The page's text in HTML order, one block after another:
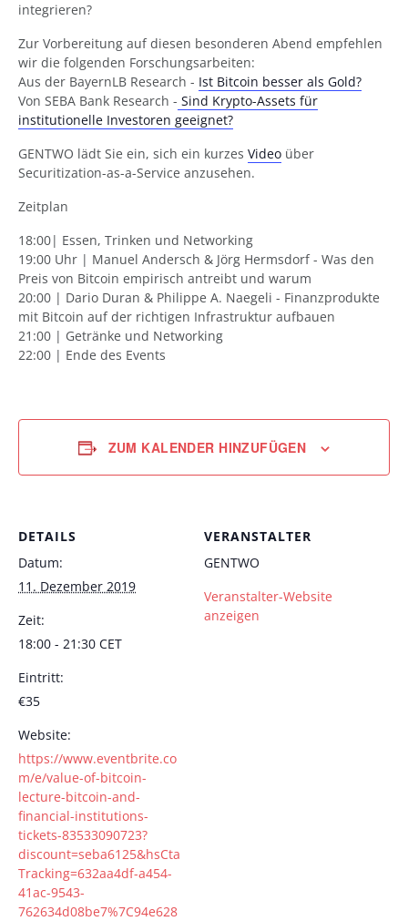
integrieren?
Zur Vorbereitung auf diesen besonderen Abend empfehlen
wir die folgenden Forschungsarbeiten:
Aus der BayernLB Research - Ist Bitcoin besser als Gold?
Von SEBA Bank Research - Sind Krypto-Assets für
institutionelle Investoren geeignet?
GENTWO lädt Sie ein, sich ein kurzes Video über
Securitization-as-a-Service anzusehen.
Zeitplan
18:00| Essen, Trinken und Networking
19:00 Uhr | Manuel Andersch & Jörg Hermsdorf - Was den
Preis von Bitcoin empirisch antreibt und warum
20:00 | Dario Duran & Philippe A. Naegeli - Finanzprodukte
mit Bitcoin auf der richtigen Infrastruktur aufbauen
21:00 | Getränke und Networking
22:00 | Ende des Events
ZUM KALENDER HINZUFÜGEN
DETAILS
Datum:
11. Dezember 2019
Zeit:
18:00 - 21:30 CET
Eintritt:
€35
Website:
https://www.eventbrite.co
m/e/value-of-bitcoin-
lecture-bitcoin-and-
financial-institutions-
tickets-83533090723?
discount=seba6125&hsCta
Tracking=632aa4df-a454-
41ac-9543-
762634d08be7%7C94e628
VERANSTALTER
GENTWO
Veranstalter-Website
anzeigen